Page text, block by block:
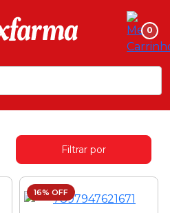
0
Filtrar por
16% OFF